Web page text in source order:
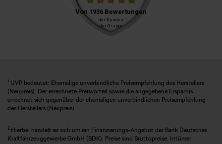
1 UVP bedeutet: Ehemalige unverbindliche Preisempfehlung des Herstellers
(Neupreis). Der errechnete Preisvorteil sowie die angegebene Ersparnis
errechnet sich gegenüber der ehemaligen unverbindlichen Preisempfehlung
des Herstellers (Neupreis).
2 Hierbei handelt es sich um ein Finanzierungs-Angebot der Bank Deutsches
Kraftfahrzeuggewerbe GmbH (BDK). Preise sind Bruttopreise. Irrtümer